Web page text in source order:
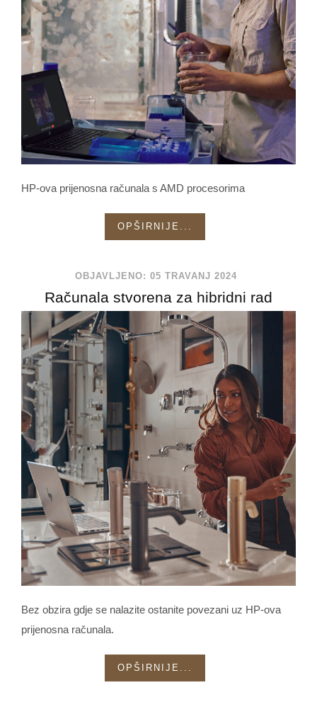
HP-ova prijenosna računala s AMD procesorima
OPŠIRNIJE...
OBJAVLJENO: 05 TRAVANJ 2024
Računala stvorena za hibridni rad
Bez obzira gdje se nalazite ostanite povezani uz HP-ova
prijenosna računala.
OPŠIRNIJE...